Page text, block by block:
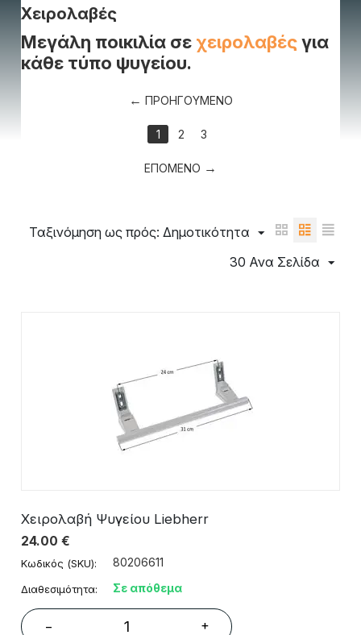
Χειρολαβές
Μεγάλη ποικιλία σε χειρολαβέςγια
κάθε τύπο ψυγείου.
ΠΡΟΗΓΟΥΜΕΝΟ
1 2 3
ΕΠΟΜΕΝΟ
Ταξινόμηση ως πρός: Δημοτικότητα
30 Ανα Σελίδα
Χειρολαβή Ψυγείου Liebherr
24.00 €
Κωδικός (SKU): 80206611
Διαθεσιμότητα: Σε απόθεμα
− +